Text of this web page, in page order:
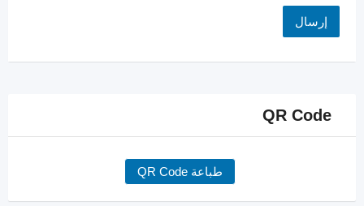
QR Code
طباعة QR Code